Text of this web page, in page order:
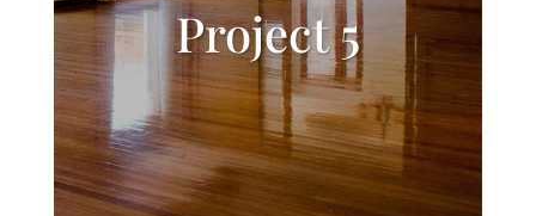
Project 5